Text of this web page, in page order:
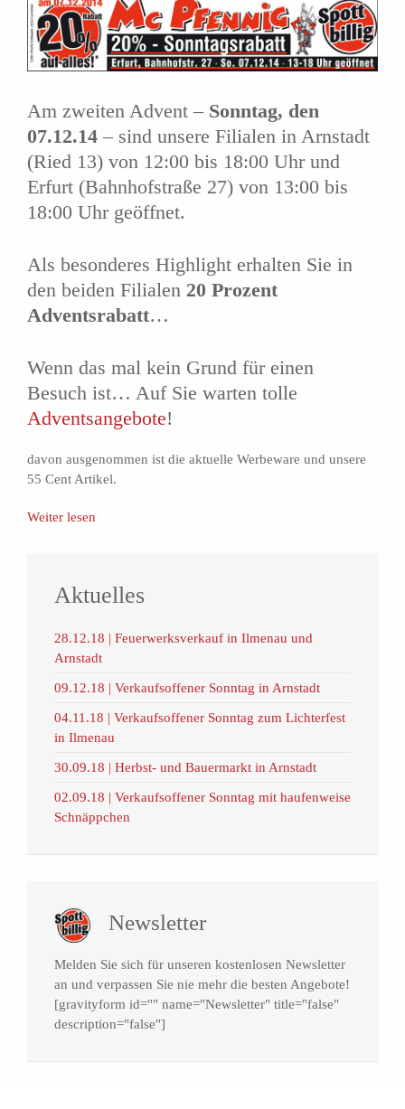
Am zweiten Advent – Sonntag, den
07.12.14 – sind unsere Filialen in Arnstadt
(Ried 13) von 12:00 bis 18:00 Uhr und
Erfurt (Bahnhofstraße 27) von 13:00 bis
18:00 Uhr geöffnet.
Als besonderes Highlight erhalten Sie in
den beiden Filialen 20 Prozent
Adventsrabatt…
Wenn das mal kein Grund für einen
Besuch ist… Auf Sie warten tolle
Adventsangebote!
davon ausgenommen ist die aktuelle Werbeware und unsere
55 Cent Artikel.
Weiter lesen
Aktuelles
28.12.18 | Feuerwerksverkauf in Ilmenau und
Arnstadt
09.12.18 | Verkaufsoffener Sonntag in Arnstadt
04.11.18 | Verkaufsoffener Sonntag zum Lichterfest
in Ilmenau
30.09.18 | Herbst- und Bauermarkt in Arnstadt
02.09.18 | Verkaufsoffener Sonntag mit haufenweise
Schnäppchen
Newsletter
Melden Sie sich für unseren kostenlosen Newsletter
an und verpassen Sie nie mehr die besten Angebote!
[gravityform id="" name="Newsletter" title="false"
description="false"]